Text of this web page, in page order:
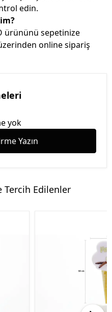
edin.
ürününü sepetinize
online sipariş
yok
Yazın
Edilenler